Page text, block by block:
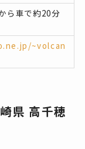
ら車で約20分
~volcan
県 高千穂